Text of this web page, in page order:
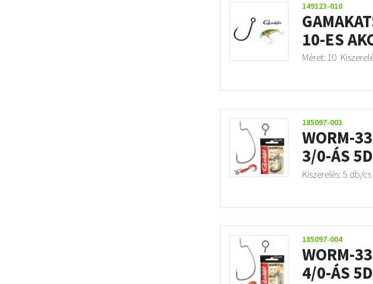
149123-010
10-ES
Méret: 10
185097-003
WORM-
3/0-ÁS
Kiszerelés: 5 db/cs
185097-004
WORM-
4/0-ÁS